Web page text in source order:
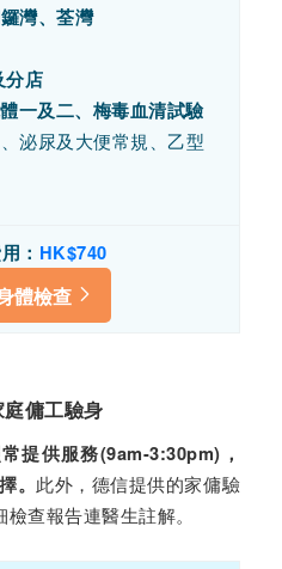
灣、荃灣
分店
一及二、梅毒血清試驗
泌尿及大便常規、乙型
： HK$740
體檢查
庭傭工驗身
提供服務(9am-3:30pm)，
。 此外，德信提供的家傭驗
查報告連醫生註解。